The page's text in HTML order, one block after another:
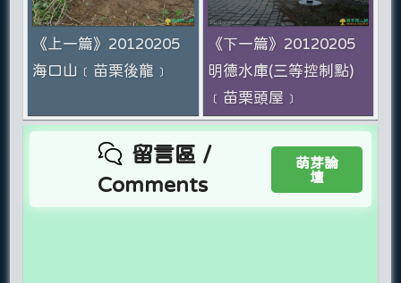
《上一篇》20120205
海口山﹝苗栗後龍﹞
《下一篇》20120205
明德水庫(三等控制點)
﹝苗栗頭屋﹞
留言區 /
Comments
萌芽論
壇